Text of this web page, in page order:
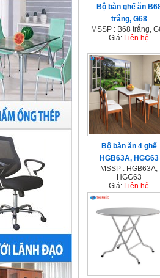
Bộ bàn ghế ăn
trắng, G68
MSSP : B68 trắng,
Giá: Liên hệ
Bộ bàn ăn 4 ghế
HGB63A, HGG63
MSSP : HGB63A,
HGG63
Giá: Liên hệ